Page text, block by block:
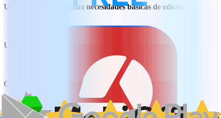
Un único pago, ideal para necesidades básicas de edición
Uso en PC o Mac
Convierte documentos desde y a PDF